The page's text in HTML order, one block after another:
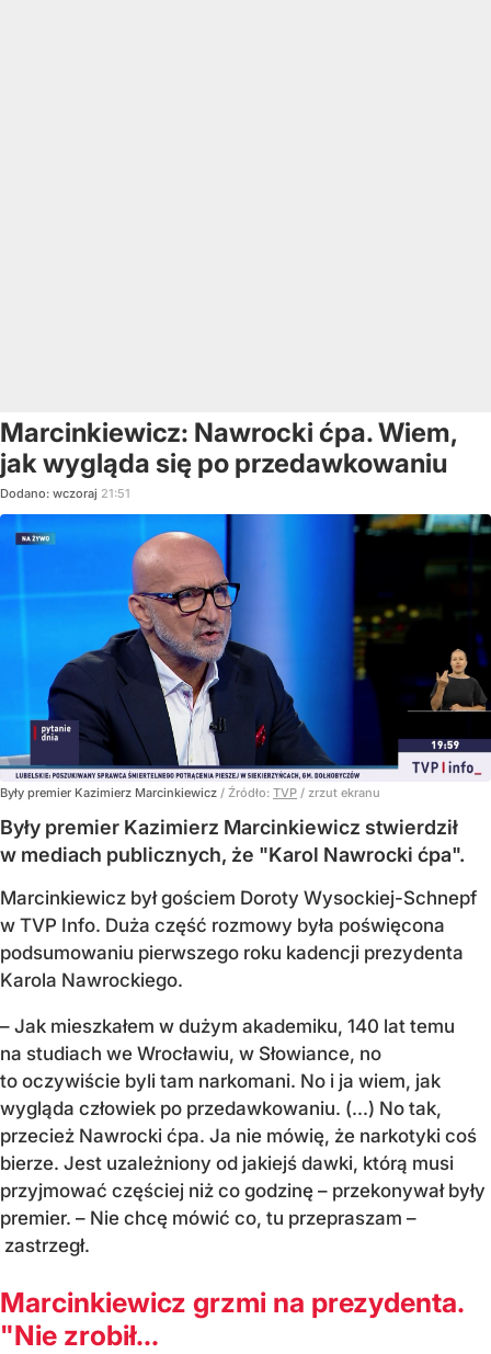
Marcinkiewicz: Nawrocki ćpa. Wiem,
jak wygląda się po przedawkowaniu
Dodano: wczoraj 21:51
Były premier Kazimierz Marcinkiewicz / Źródło: TVP / zrzut ekranu
Były premier Kazimierz Marcinkiewicz stwierdził
w mediach publicznych, że "Karol Nawrocki ćpa".
Marcinkiewicz był gościem Doroty Wysockiej-Schnepf
w TVP Info. Duża część rozmowy była poświęcona
podsumowaniu pierwszego roku kadencji prezydenta
Karola Nawrockiego.
– Jak mieszkałem w dużym akademiku, 140 lat temu
na studiach we Wrocławiu, w Słowiance, no
to oczywiście byli tam narkomani. No i ja wiem, jak
wygląda człowiek po przedawkowaniu. (...) No tak,
przecież Nawrocki ćpa. Ja nie mówię, że narkotyki coś
bierze. Jest uzależniony od jakiejś dawki, którą musi
przyjmować częściej niż co godzinę – przekonywał były
premier. – Nie chcę mówić co, tu przepraszam –
zastrzegł.
Marcinkiewicz grzmi na prezydenta.
"Nie zrobił...